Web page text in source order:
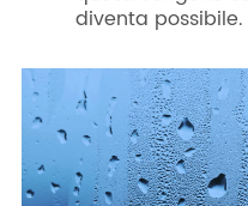
diventa possibile.